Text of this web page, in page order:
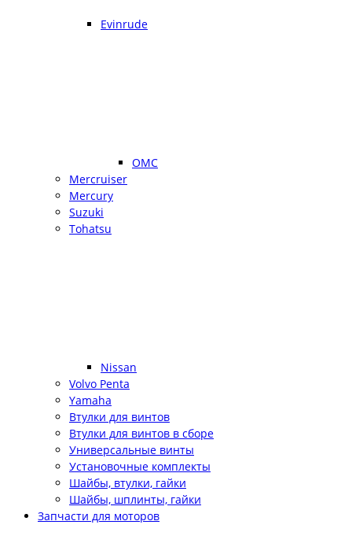
Evinrude
OMC
Mercruiser
Mercury
Suzuki
Tohatsu
Nissan
Volvo Penta
Yamaha
Втулки для винтов
Втулки для винтов в сборе
Универсальные винты
Установочные комплекты
Шайбы, втулки, гайки
Шайбы, шплинты, гайки
Запчасти для моторов